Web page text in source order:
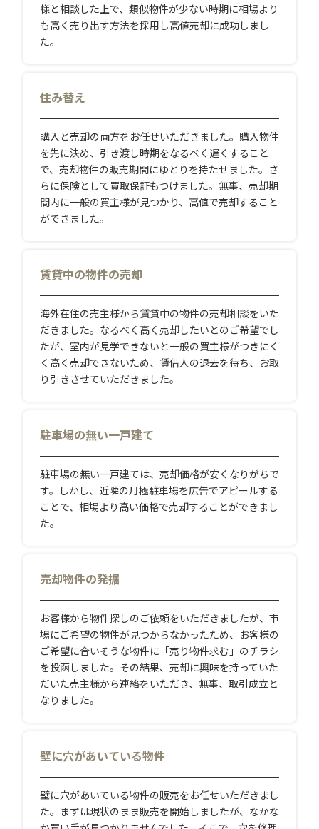
様と相談した上で、類似物件が少ない時期に相場より
も高く売り出す方法を採用し高値売却に成功しまし
た。
住み替え
購入と売却の両方をお任せいただきました。購入物件
を先に決め、引き渡し時期をなるべく遅くすること
で、売却物件の販売期間にゆとりを持たせました。さ
らに保険として買取保証もつけました。無事、売却期
間内に一般の買主様が見つかり、高値で売却すること
ができました。
賃貸中の物件の売却
海外在住の売主様から賃貸中の物件の売却相談をいた
だきました。なるべく高く売却したいとのご希望でし
たが、室内が見学できないと一般の買主様がつきにく
く高く売却できないため、賃借人の退去を待ち、お取
り引きさせていただきました。
駐車場の無い一戸建て
駐車場の無い一戸建ては、売却価格が安くなりがちで
す。しかし、近隣の月極駐車場を広告でアピールする
ことで、相場より高い価格で売却することができまし
た。
売却物件の発掘
お客様から物件探しのご依頼をいただきましたが、市
場にご希望の物件が見つからなかったため、お客様の
ご希望に合いそうな物件に「売り物件求む」のチラシ
を投函しました。その結果、売却に興味を持っていた
だいた売主様から連絡をいただき、無事、取引成立と
なりました。
壁に穴があいている物件
壁に穴があいている物件の販売をお任せいただきまし
た。まずは現状のまま販売を開始しましたが、なかな